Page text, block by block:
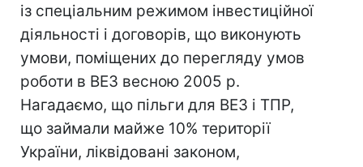
із спеціальним режимом інвестиційної
діяльності і договорів, що виконують
умови, поміщених до перегляду умов
роботи в ВЕЗ весною 2005 р.
Нагадаємо, що пільги для ВЕЗ і ТПР,
що займали майже 10% території
України, ліквідовані законом,